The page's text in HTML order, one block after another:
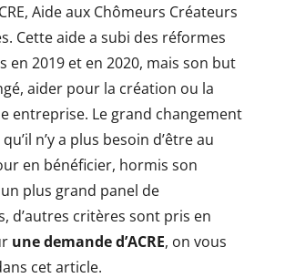
Aide aux Chômeurs Créateurs
Cette aide a subi des réformes
en 2019 et en 2020, mais son but
aider pour la création ou la
entreprise. Le grand changement
n’y a plus besoin d’être au
en bénéficier, hormis son
plus grand panel de
d’autres critères sont pris en
une demande d’ACRE, on vous
cet article.